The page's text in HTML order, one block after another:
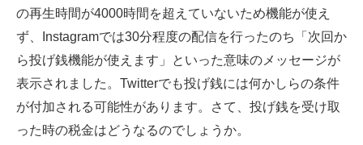
IT製品の技術・比較・事例
モノづくり技術者専門サイト
の再生時間が4000時間を超えていないため機能が使え
ず、Instagramでは30分程度の配信を行ったのち「次回か
ら投げ銭機能が使えます」といった意味のメッセージが
表示されました。Twitterでも投げ銭には何かしらの条件
が付加される可能性があります。さて、投げ銭を受け取
った時の税金はどうなるのでしょうか。